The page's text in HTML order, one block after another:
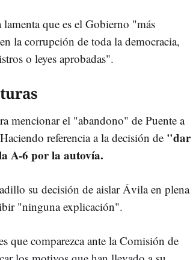
que es el Gobierno "más
la corrupción de toda la democracia,
o leyes aprobadas".
mencionar el "abandono" de Puente a
referencia a la decisión de "dar
A-6 por la autovía.
su decisión de aislar Ávila en plena
"ninguna explicación".
que comparezca ante la Comisión de